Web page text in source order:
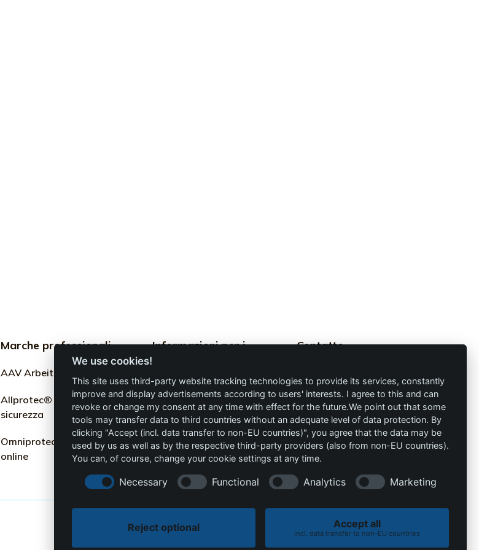
Marche professionali
AAV Arbeitsschutz GmbH
Allprotec® lavora in
sicurezza
Omniprotect – Negozio
online
Informazioni per i
Marketing
Termini e condizioni
Privacy
Contatto
schutzprofis.de
+49 (511) 679997-97
Wohlenbergstraße 6
30179 Hannover
Informativa sulla privacy
We use cookies!
This site uses third-party website tracking technologies to provide its services, constantly
improve and display advertisements according to users' interests. I agree to this and can
revoke or change my consent at any time with effect for the future.We point out that some
tools may transfer data to third countries without an adequate level of data protection. By
clicking "Accept (incl. data transfer to non-EU countries)", you agree that the data may be
used by us as well as by the respective third-party providers (also from non-EU countries).
You can, of course, change your cookie settings at any time.
Necessary Functional Analytics Marketing
Reject optional Accept all
incl. data transfer to non-EU countries